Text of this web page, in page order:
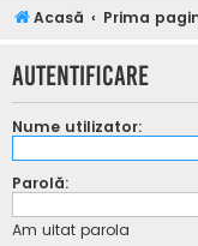
Acasă Prima
Autentificare
Nume utilizator:
Parolă:
Am uitat parola